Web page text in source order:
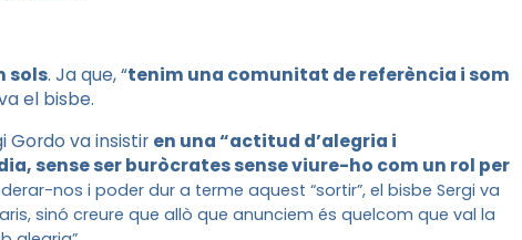
sols. Ja que, “tenim una comunitat de referència i som
el bisbe.
Gordo va insistir en una “actitud d’alegria i
sense ser buròcrates sense viure-ho com un rol per
nos i poder dur a terme aquest “sortir”, el bisbe Sergi va
sinó creure que allò que anunciem és quelcom que val la